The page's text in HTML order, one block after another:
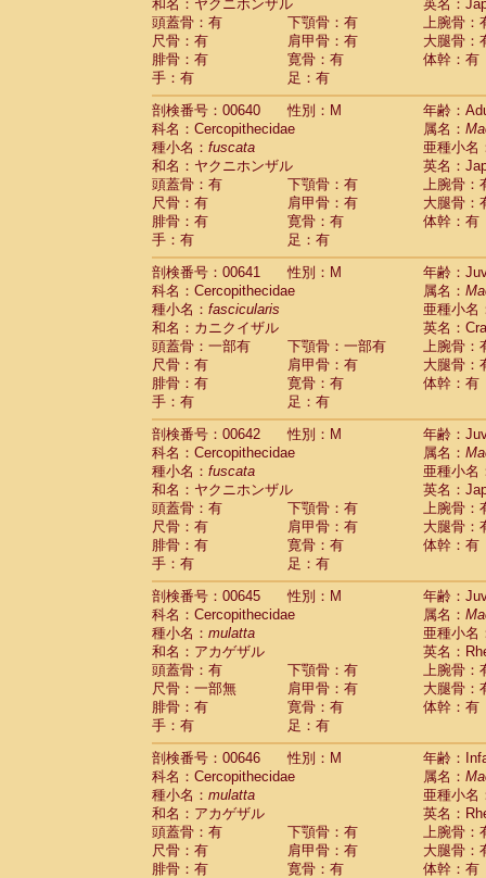
和名：ヤクニホンザル
英名：
頭蓋骨：有
下顎骨：有
上腕骨：
尺骨：有
肩甲骨：有
大腿骨：
腓骨：有
寛骨：有
体幹：有
手：有
足：有
剖検番号：00640
性別：M
年齢：
科名：Cercopithecidae
属名：
種小名： fuscata
亜種小名
和名：ヤクニホンザル
英名：
頭蓋骨：有
下顎骨：有
上腕骨：
尺骨：有
肩甲骨：有
大腿骨：
腓骨：有
寛骨：有
体幹：有
手：有
足：有
剖検番号：00641
性別：M
年齢：
科名：Cercopithecidae
属名：
種小名： fascicularis
亜種小名
和名：カニクイザル
英名：
頭蓋骨：一部有
下顎骨：一部有
上腕骨：
尺骨：有
肩甲骨：有
大腿骨：
腓骨：有
寛骨：有
体幹：有
手：有
足：有
剖検番号：00642
性別：M
年齢：
科名：Cercopithecidae
属名：
種小名： fuscata
亜種小名
和名：ヤクニホンザル
英名：
頭蓋骨：有
下顎骨：有
上腕骨：
尺骨：有
肩甲骨：有
大腿骨：
腓骨：有
寛骨：有
体幹：有
手：有
足：有
剖検番号：00645
性別：M
年齢：
科名：Cercopithecidae
属名：
種小名： mulatta
亜種小名
和名：アカゲザル
英名：
頭蓋骨：有
下顎骨：有
上腕骨：
尺骨：一部無
肩甲骨：有
大腿骨：
腓骨：有
寛骨：有
体幹：有
手：有
足：有
剖検番号：00646
性別：M
年齢：
科名：Cercopithecidae
属名：
種小名： mulatta
亜種小名
和名：アカゲザル
英名：
頭蓋骨：有
下顎骨：有
上腕骨：
尺骨：有
肩甲骨：有
大腿骨：
腓骨：有
寛骨：有
体幹：有